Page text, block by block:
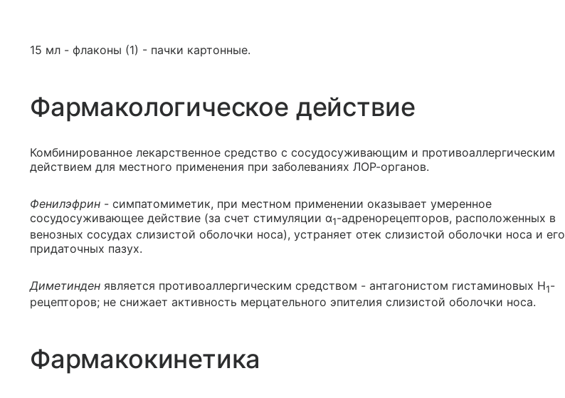
15 мл - флаконы (1) - пачки картонные.
Фармакологическое действие
Комбинированное лекарственное средство с сосудосуживающим и противоаллергическим
действием для местного применения при заболеваниях ЛОР-органов.
Фенилэфрин - симпатомиметик, при местном применении оказывает умеренное
сосудосуживающее действие (за счет стимуляции α1-адренорецепторов, расположенных в
венозных сосудах слизистой оболочки носа), устраняет отек слизистой оболочки носа и его
придаточных пазух.
Диметинден является противоаллергическим средством - антагонистом гистаминовых H1-
рецепторов; не снижает активность мерцательного эпителия слизистой оболочки носа.
Фармакокинетика